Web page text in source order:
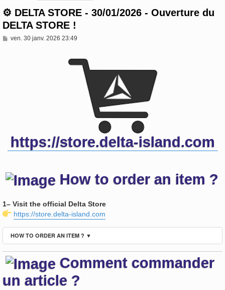
⚙️ DELTA STORE - 30/01/2026 - Ouverture du
DELTA STORE !
M
ven. 30 janv. 2026 23:49
https://store.delta-island.com
How to order an item ?
1– Visit the official Delta Store
https://store.delta-island.com
HOW TO ORDER AN ITEM ? ▼
Comment commander
un article ?